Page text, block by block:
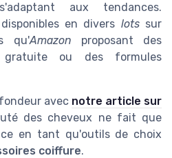
aux tendances.
en divers lotssur
qu'Amazon proposant des
ou des formules
avec notre article sur
des cheveux ne fait que
en tant qu'outils de choix
coiffure.